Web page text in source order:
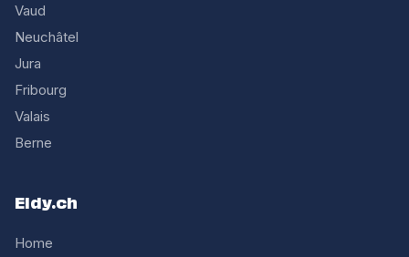
Vaud
Neuchâtel
Jura
Fribourg
Valais
Berne
Eldy.ch
Home